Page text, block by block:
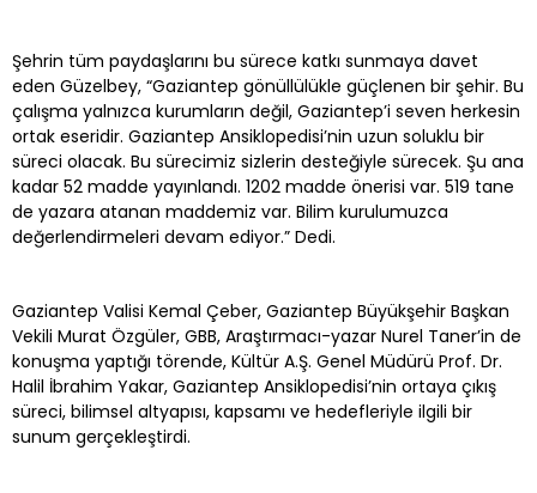
Şehrin tüm paydaşlarını bu sürece katkı sunmaya davet
eden Güzelbey, “Gaziantep gönüllülükle güçlenen bir şehir. Bu
çalışma yalnızca kurumların değil, Gaziantep’i seven herkesin
ortak eseridir. Gaziantep Ansiklopedisi’nin uzun soluklu bir
süreci olacak. Bu sürecimiz sizlerin desteğiyle sürecek. Şu ana
kadar 52 madde yayınlandı. 1202 madde önerisi var. 519 tane
de yazara atanan maddemiz var. Bilim kurulumuzca
değerlendirmeleri devam ediyor.” Dedi.
Gaziantep Valisi Kemal Çeber, Gaziantep Büyükşehir Başkan
Vekili Murat Özgüler, GBB, Araştırmacı-yazar Nurel Taner’in de
konuşma yaptığı törende, Kültür A.Ş. Genel Müdürü Prof. Dr.
Halil İbrahim Yakar, Gaziantep Ansiklopedisi’nin ortaya çıkış
süreci, bilimsel altyapısı, kapsamı ve hedefleriyle ilgili bir
sunum gerçekleştirdi.